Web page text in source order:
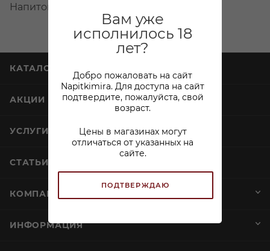
Вам уже
исполнилось 18
лет?
Добро пожаловать на сайт
Napitkimira. Для доступа на сайт
подтвердите, пожалуйста, свой
возраст.
Цены в магазинах могут
отличаться от указанных на
сайте.
ПОДТВЕРЖДАЮ
Напиток безалкольный газированный.
КАТАЛОГ
АКЦИИ
УСЛУГИ
СТАТЬИ
КОМПАНИЯ
ИНФОРМАЦИЯ